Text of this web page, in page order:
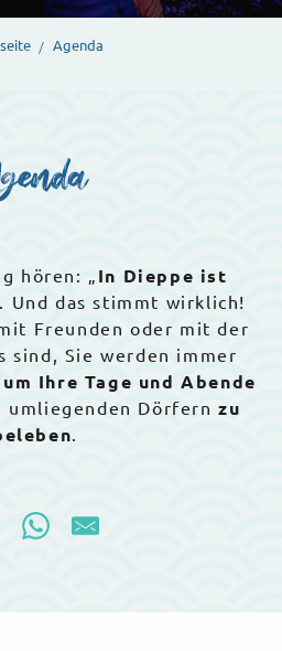
Agenda
hören: „ In Dieppe ist
Und das stimmt wirklich!
Freunden oder mit der
sind, Sie werden immer
um Ihre Tage und Abende
umliegenden Dörfernzu
.